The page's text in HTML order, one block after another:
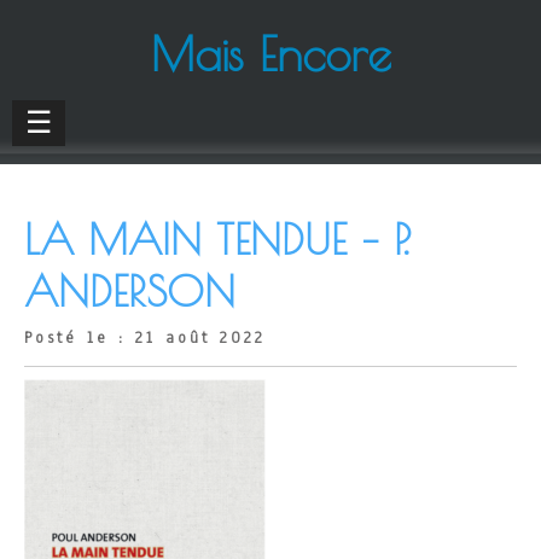
Mais Encore
☰
LA MAIN TENDUE – P.
ANDERSON
Posté le : 21 août 2022